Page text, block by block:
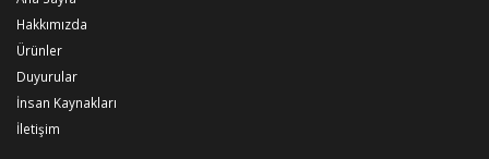
Hakkımızda
Ürünler
Duyurular
İnsan Kaynakları
İletişim